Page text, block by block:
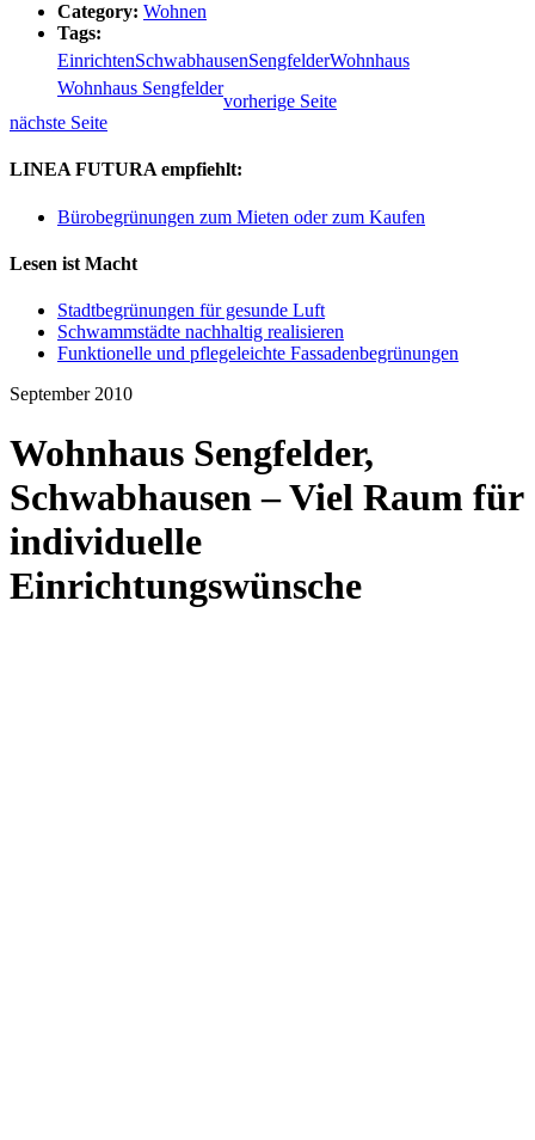
Category: Wohnen
Tags:
EinrichtenSchwabhausenSengfelderWohnhaus
Wohnhaus Sengfelder
vorherige Seite
nächste Seite
LINEA FUTURA empfiehlt:
Bürobegrünungen zum Mieten oder zum Kaufen
Lesen ist Macht
Stadtbegrünungen für gesunde Luft
Schwammstädte nachhaltig realisieren
Funktionelle und pflegeleichte Fassadenbegrünungen
September 2010
Wohnhaus Sengfelder,
Schwabhausen – Viel Raum für
individuelle
Einrichtungswünsche